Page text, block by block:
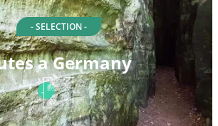
- SELECTION -
a Germany